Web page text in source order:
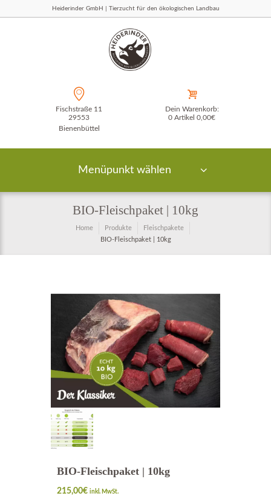
Heiderinder GmbH | Tierzucht für den ökologischen Landbau
Dein Warenkorb:
0 Artikel 0,00€
Fischstraße 11
29553
Bienenbüttel
Menüpunkt wählen
BIO-Fleischpaket | 10kg
Home Produkte
Fleischpakete
BIO-Fleischpaket | 10kg
BIO-Fleischpaket | 10kg
215,00€ inkl. MwSt.